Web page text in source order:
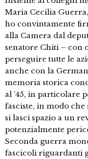
Maria Cecilia
ho convintamente
alla Camera dal
senatore Chiti – con
perseguire tutte le
anche con la
memoria storica
al ’45, in particolare
fasciste, in modo che
si lasci spazio a un
potenzialmente
Seconda guerra
fascicoli riguardanti